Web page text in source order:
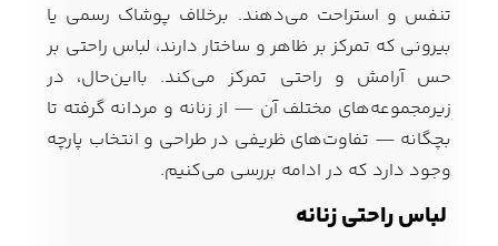
تنفس و استراحت می‌دهند. برخلاف پوشاک رسمی یا
بیرونی که تمرکز بر ظاهر و ساختار دارند، لباس راحتی بر
حس آرامش و راحتی تمرکز می‌کند. بااین‌حال، در
زیرمجموعه‌های مختلف آن — از زنانه و مردانه گرفته تا
بچگانه — تفاوت‌های ظریفی در طراحی و انتخاب پارچه
وجود دارد که در ادامه بررسی می‌کنیم.
لباس راحتی زنانه